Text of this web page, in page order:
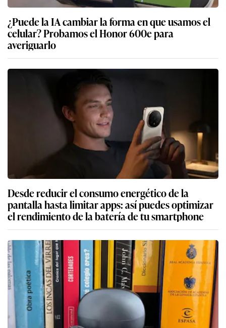
¿Puede la IA cambiar la forma en que usamos el
celular? Probamos el Honor 600e para
averiguarlo
Desde reducir el consumo energético de la
pantalla hasta limitar apps: así puedes optimizar
el rendimiento de la batería de tu smartphone